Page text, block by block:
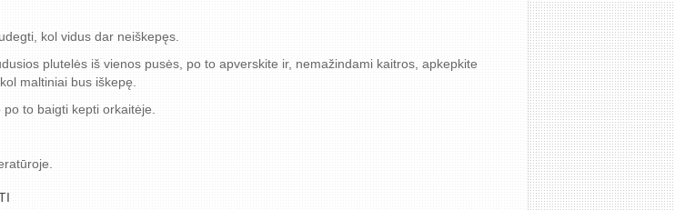
kol vidus dar neiškepęs.
plutelės iš vienos pusės, po to apverskite ir, nemažindami kaitros, apkepkite
maltiniai bus iškepę.
to baigti kepti orkaitėje.